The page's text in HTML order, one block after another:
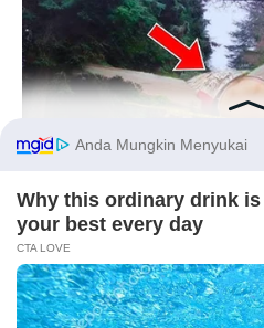
PRIVACY POLICY DISCLAIMER
BUZZDAY
Giant Object Found In Forest
Before You Go